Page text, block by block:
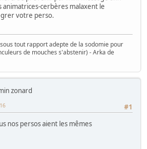
animatrices-cerbères malaxent le
votre perso.
tout rapport adepte de la sodomie pour
de mouches s'abstenir) - Arka de
zonard
#1
nos persos aient les mêmes